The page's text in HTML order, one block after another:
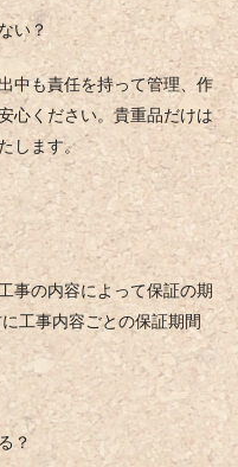
い？
中も責任を持って管理、作
心ください。貴重品だけは
します。
事の内容によって保証の期
工事内容ごとの保証期間
？